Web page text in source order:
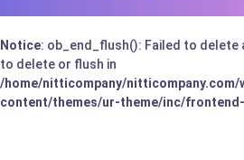
Notice: ob_end_flush(): Failed to
to delete or flush in
/home/nitticompany/nitticompany.com/
content/themes/ur-theme/inc/